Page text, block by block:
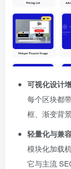
可视化设计
每个区块都
框、渐变背
轻量化与兼
模块化加载
它与主流